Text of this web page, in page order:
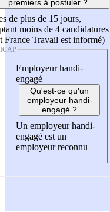
premiers à postuler ?
de plus de 15 jours,
moins de 4 candidatures
France Travail est informé)
Employeur handi-
engagé
Qu'est-ce qu'un
employeur handi-
engagé ?
Un employeur handi-
engagé est un
employeur reconnu